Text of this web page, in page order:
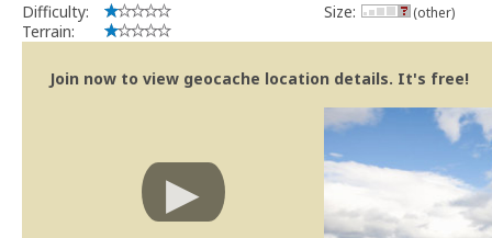
Difficulty:
Terrain:
Size: (other)
Join now to view geocache location details. It's free!